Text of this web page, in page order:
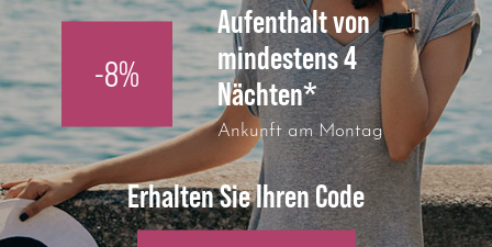
-8%
Aufenthalt von
mindestens 4
Nächten*
Ankunft am Montag
Erhalten Sie Ihren Code